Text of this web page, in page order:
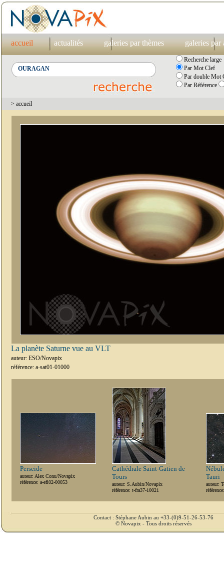
accueil actualités galeries par thèmes galeries par
Recherche large
Par Mot Clef
Par double Mot
Par Référence
> accueil
La planète Saturne vue au VLT
auteur: ESO/Novapix
référence: a-sat01-01000
Perseide
auteur: Alex Conu/Novapix
référence: a-efi02-00053
Cathédrale Saint-Gatien de
Tours
auteur: S.Aubin/Novapix
référence: t-fra37-10021
Tauri
auteur:
Contact : Stéphane Aubin au +33-(0)9-51-26-53-76
© Novapix - Tous droits réservés